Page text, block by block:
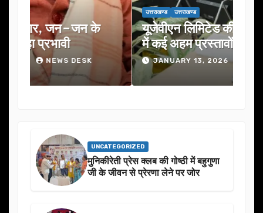
उत्तराखण्ड
यूजेवीएन लिमिटेड की 132वीं बोर्ड बैठक
में कई अहम प्रस्तावों को मंजूरी
JANUARY 13, 2026 NEWS DESK
UNCATEGORIZED
मुनिकीरेती प्रेस क्लब की गोष्ठी में बहुगुणा
जी के जीवन से प्रेरणा लेने पर जोर